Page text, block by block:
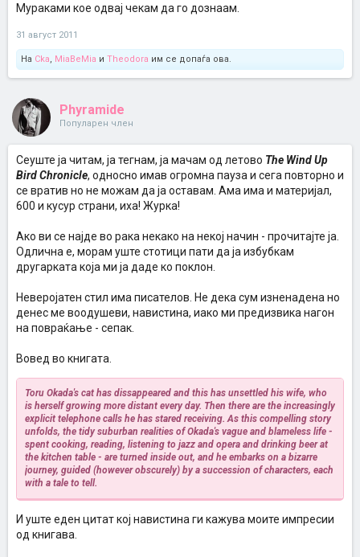
Мураками кое одвај чекам да го дознаам.
31 август 2011
На Cka, MiaBeMia и Theodora им се допаѓа ова.
Phyramide
Популарен член
Сеуште ја читам, ја тегнам, ја мачам од летово The Wind Up
Bird Chronicle, односно имав огромна пауза и сега повторно и
се вратив но не можам да ја оставам. Ама има и материјал,
600 и кусур страни, иха! Журка!
Ако ви се најде во рака некако на некој начин - прочитајте ја.
Одлична е, морам уште стотици пати да ја избубкам
другарката која ми ја даде ко поклон.
Неверојатен стил има писателов. Не дека сум изненадена но
денес ме воодушеви, навистина, иако ми предизвика нагон
на повраќање - сепак.
Вовед во книгата.
Toru Okada's cat has dissappeared and this has unsettled his wife, who
is herself growing more distant every day. Then there are the increasingly
explicit telephone calls he has stared receiving. As this compelling story
unfolds, the tidy suburban realities of Okada's vague and blameless life -
spent cooking, reading, listening to jazz and opera and drinking beer at
the kitchen table - are turned inside out, and he embarks on a bizarre
journey, guided (however obscurely) by a succession of characters, each
with a tale to tell.
И уште еден цитат кој навистина ги кажува моите импресии
од книгава.